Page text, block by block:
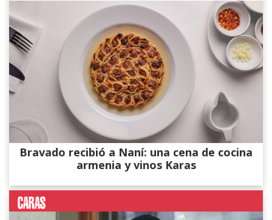
Bravado recibió a Naní: una cena de cocina
armenia y vinos Karas